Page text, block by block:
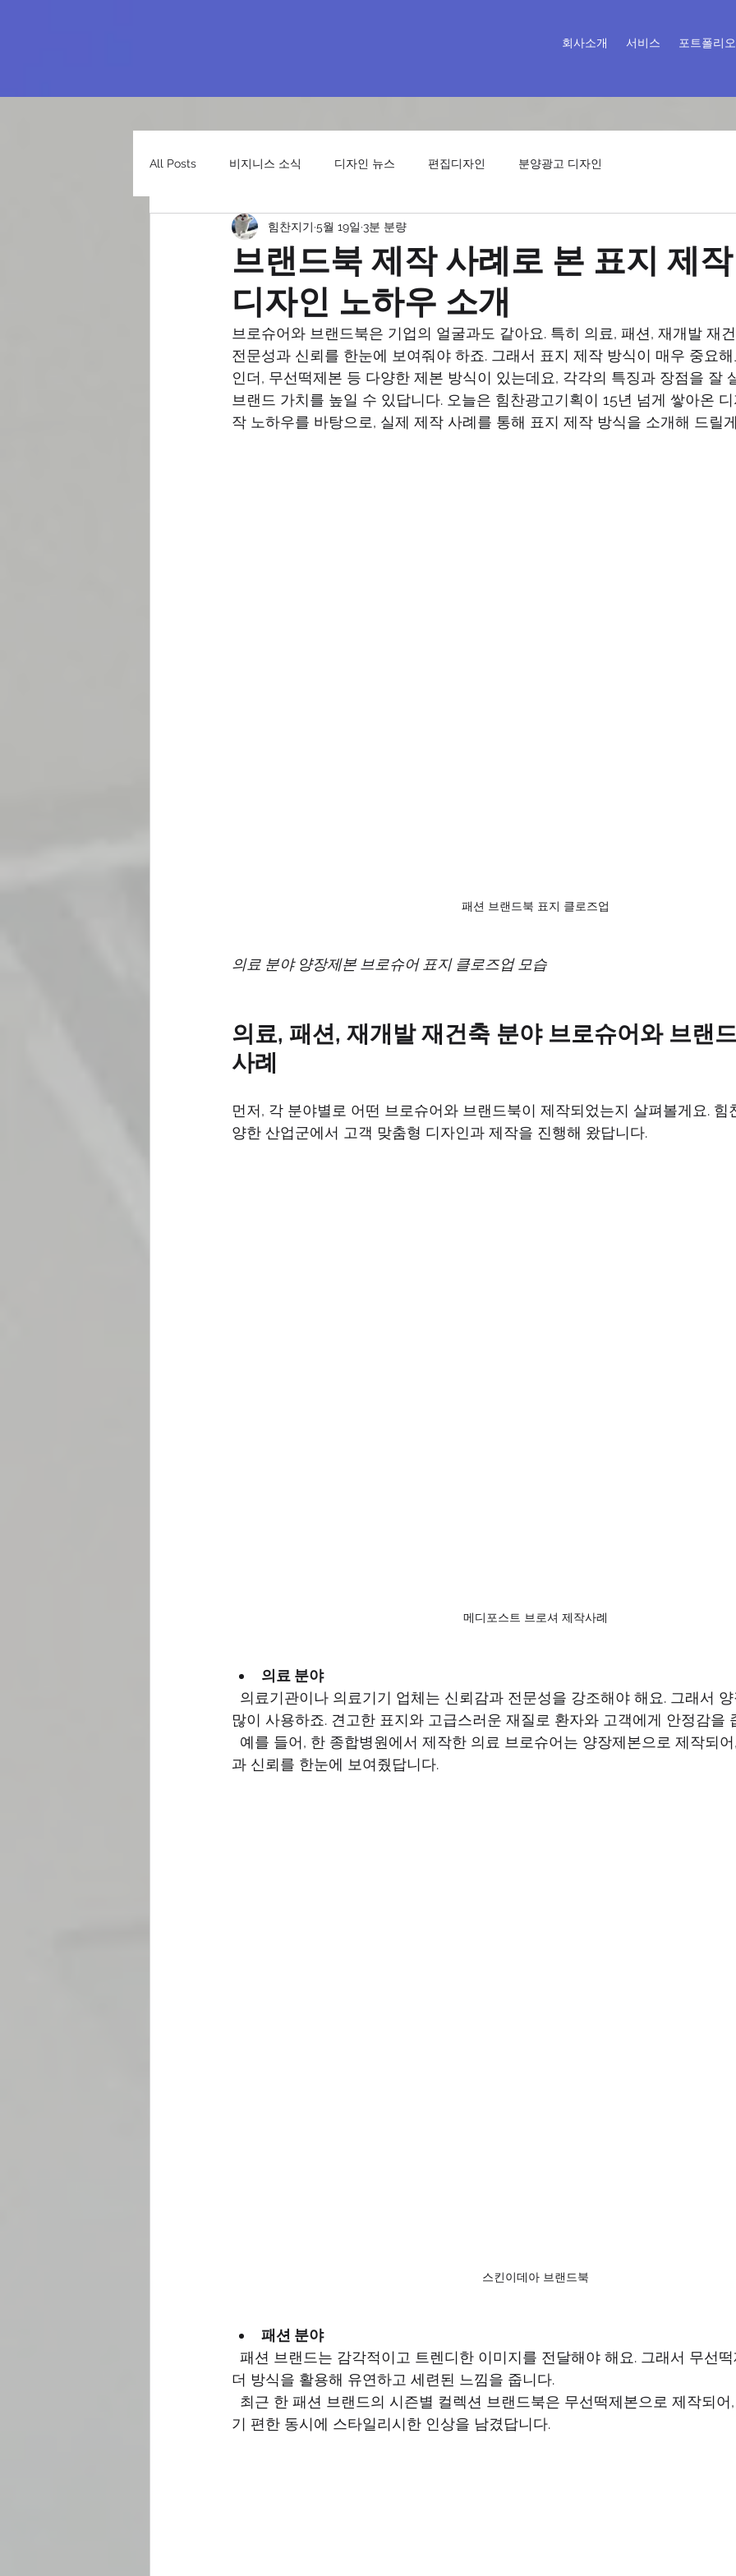
회사소개 서비스 포트폴리오
All Posts 비지니스 소식 디자인 뉴스 편집디자인 분양광고 디자인
브랜드북 제작 사례로 본 표지 제
디자인 노하우 소개
힘찬지기 5월 19일 3분 분량
브로슈어와 브랜드북은 기업의 얼굴과도 같아요. 특히 의료, 패션, 재개발 재
전문성과 신뢰를 한눈에 보여줘야 하죠. 그래서 표지 제작 방식이 매우 중요
인더, 무선떡제본 등 다양한 제본 방식이 있는데요, 각각의 특징과 장점을 잘
브랜드 가치를 높일 수 있답니다. 오늘은 힘찬광고기획이 15년 넘게 쌓아온
작 노하우를 바탕으로, 실제 제작 사례를 통해 표지 제작 방식을 소개해 드릴
패션 브랜드북 표지 클로즈업
의료 분야 양장제본 브로슈어 표지 클로즈업 모습
의료, 패션, 재개발 재건축 분야 브로슈어와 브랜
사례
먼저, 각 분야별로 어떤 브로슈어와 브랜드북이 제작되었는지 살펴볼게요. 힘
양한 산업군에서 고객 맞춤형 디자인과 제작을 진행해 왔답니다.
메디포스트 브로셔 제작사례
의료 분야
많이 사용하죠. 견고한 표지와 고급스러운 재질로 환자와 고객에게 안정감을
과 신뢰를 한눈에 보여줬답니다.
스킨이데아 브랜드북
패션 분야
더 방식을 활용해 유연하고 세련된 느낌을 줍니다.
기 편한 동시에 스타일리시한 인상을 남겼답니다.